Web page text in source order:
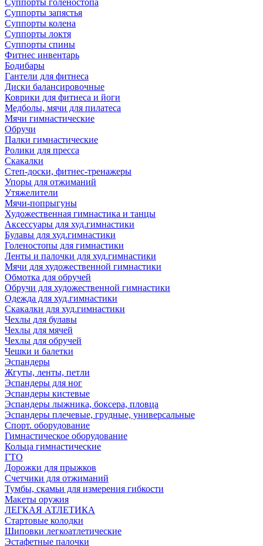
Суппорты голеностопа
Суппорты запястья
Суппорты колена
Суппорты локтя
Суппорты спины
Фитнес инвентарь
Бодибары
Гантели для фитнеса
Диски балансировочные
Коврики для фитнеса и йоги
Медболы, мячи для пилатеса
Мячи гимнастические
Обручи
Палки гимнастические
Ролики для пресса
Скакалки
Степ-доски, фитнес-тренажеры
Упоры для отжиманий
Утяжелители
Мячи-попрыгуны
Художественная гимнастика и танцы
Аксессуары для худ.гимнастики
Булавы для худ.гимнастики
Голеностопы для гимнастики
Ленты и палочки для худ.гимнастики
Мячи для художественной гимнастики
Обмотка для обручей
Обручи для художественной гимнастики
Одежда для худ.гимнастики
Скакалки для худ.гимнастики
Чехлы для булавы
Чехлы для мячей
Чехлы для обручей
Чешки и балетки
Эспандеры
Жгуты, ленты, петли
Эспандеры для ног
Эспандеры кистевые
Эспандеры лыжника, боксера, пловца
Эспандеры плечевые, грудные, универсальные
Спорт. оборудование
Гимнастическое оборудование
Кольца гимнастические
ГТО
Дорожки для прыжков
Счетчики для отжиманий
Тумбы, скамьи для измерения гибкости
Макеты оружия
ЛЕГКАЯ АТЛЕТИКА
Стартовые колодки
Шиповки легкоатлетические
Эстафетные палочки